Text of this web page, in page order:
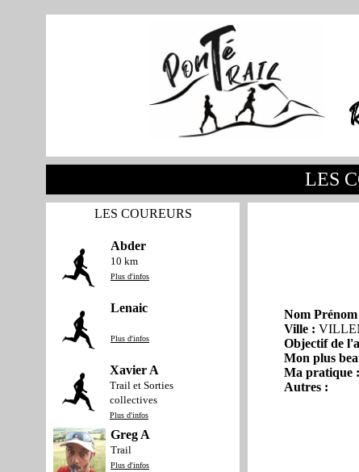
LES
LES COUREURS
Abder
10 km
Plus d'infos
Lenaic
Plus d'infos
Xavier A
Trail et Sorties
collectives
Plus d'infos
Greg A
Trail
Plus d'infos
Nom
Ville :
Objectif de
Mon plus
Ma pratique :
Autres :